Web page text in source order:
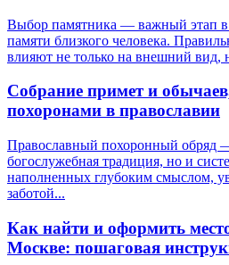
Выбор памятника — важный этап в
памяти близкого человека.
влияют не только на внешний вид,
Собрание примет и
похоронами в православии
Православный похоронный обряд
богослужебная традиция, но и
наполненных глубоким смыслом,
заботой...
Как найти и оформить
Москве: пошаговая